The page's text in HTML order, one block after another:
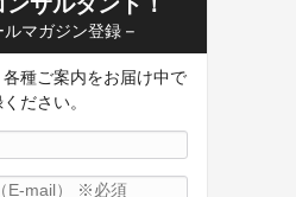
ルマガジン登録 –
種ご案内をお届け中で
ださい。